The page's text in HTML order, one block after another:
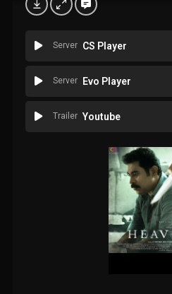
Server CS Player
Server Evo Player
Trailer Youtube